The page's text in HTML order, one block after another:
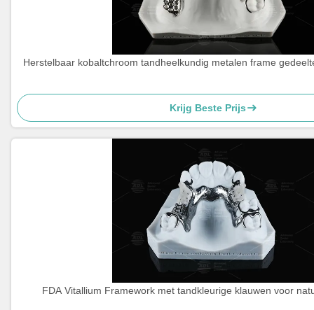
Herstelbaar kobaltchroom tandheelkundig metalen frame
Krijg Beste Prijs
FDA Vitallium Framework met tandkleurige klauwen voor